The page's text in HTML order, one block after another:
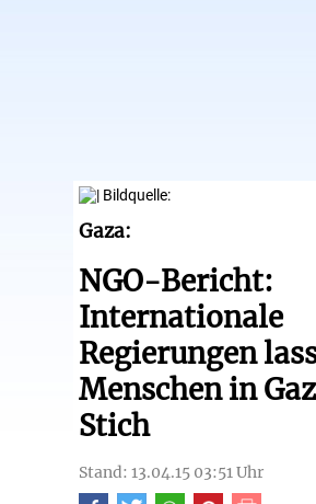
Gaza:
NGO-Bericht:
Internationale
Regierungen
Menschen in
Stich
Stand: 13.04.15 03:51 Uhr